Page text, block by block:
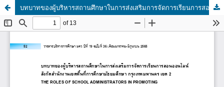
บทบาทของผู้บริหารสถานศึกษาในการส่งเสริมการจัดการเรียนการสอนออนไลน์ สังกัดสำนักงานเขตพื้นที่การศึกษามัธยมศึกษา กรุงเทพมหานคร เขต 2